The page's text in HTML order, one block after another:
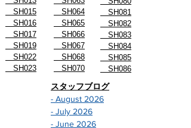
SH012
SH013
SH015
SH016
SH017
SH019
SH022
SH062
SH063
SH064
SH065
SH066
SH067
SH068
SH070
SH079
SH080
SH081
SH082
SH083
SH084
SH085
SH086
スタッフブログ
- August 2026